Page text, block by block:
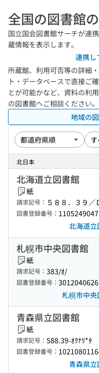
全国の図書館
国立国会図書館サーチが連
蔵情報を表示します。
連携し
所蔵館、利用可否等の詳細
ト・データベースで直接ご
とが可能かなど、資料の利
の図書館へご相談ください
地域の
北日本
北海道立図書館
紙
請求記号： ５８８．３９／
図書登録番号： 1105249047
北海道
札幌市中央図書館
紙
請求記号： 383/ｵ/
図書登録番号： 3012040626
札幌市中
青森県立図書館
紙
請求記号： 588.39-ｵｸﾅﾘ*ﾀ
図書登録番号：
青森県